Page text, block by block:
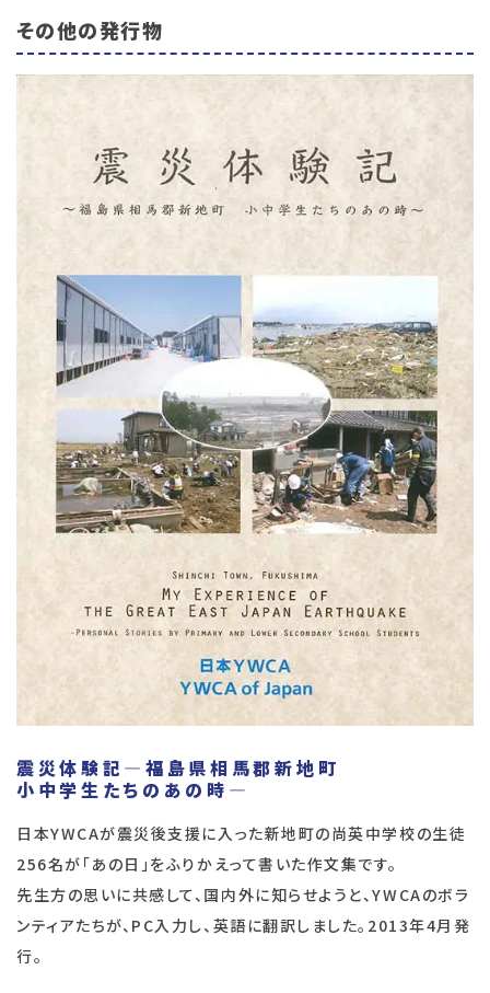
その他の発行物
震災体験記―福島県相馬郡新地町
小中学生たちのあの時―
日本YWCAが震災後支援に入った新地町の尚英中学校の生徒
256名が「あの日」をふりかえって書いた作文集です。
先生方の思いに共感して、国内外に知らせようと、YWCAのボラ
ンティアたちが、PC入力し、英語に翻訳しました。2013年4月発
行。